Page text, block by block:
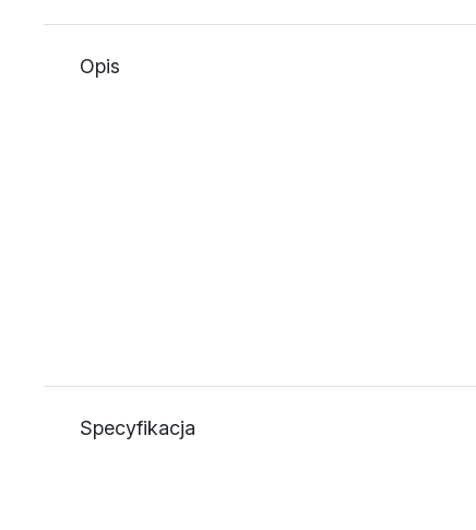
Opis
Specyfikacja